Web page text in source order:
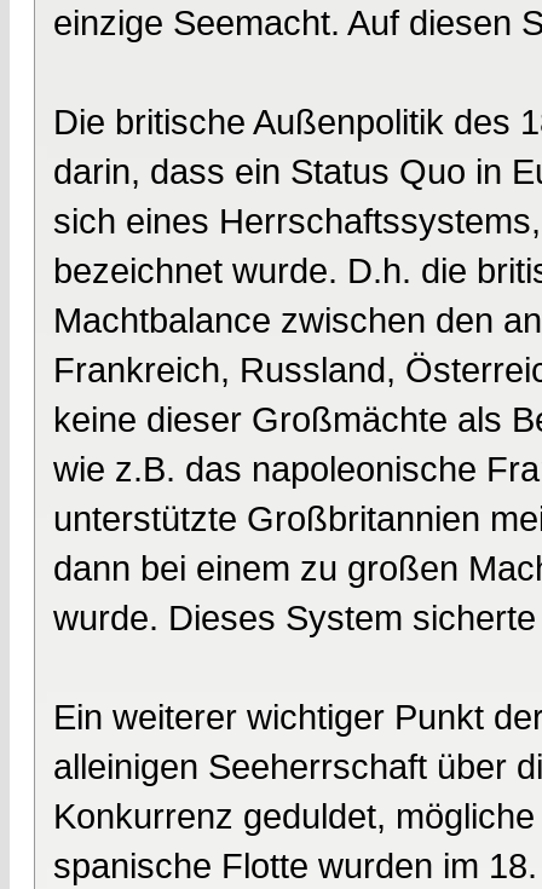
einzige Seemacht. Auf diesen
Die britische Außenpolitik des
darin, dass ein Status Quo in
sich eines
bezeichnet wurde. D.h. die
Machtbalance zwischen den
Frankreich, Russland,
keine dieser Großmächte als
wie z.B. das napoleonische
unterstützte Großbritannien
dann bei einem zu großen
wurde. Dieses System
Ein weiterer wichtiger Punkt
alleinigen Seeherrschaft über
Konkurrenz geduldet,
spanische Flotte wurden im